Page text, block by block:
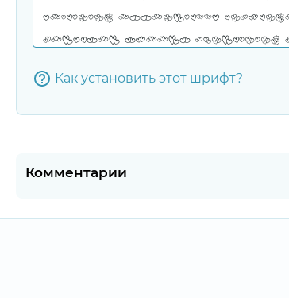
Как установить этот шрифт?
Комментарии